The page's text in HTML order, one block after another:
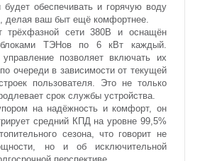
будет обеспечивать и горячую воду
делая ваш быт ещё комфортнее.
трёхфазной сети 380В и оснащён
ТЭНов по 6 кВт каждый.
управление позволяет включать их
очереди в зависимости от текущей
пользователя. Это не только
срок службы устройства.
на надёжность и комфорт, он
средний КПД на уровне 99,5%
сезона, что говорит не
но и об исключительной